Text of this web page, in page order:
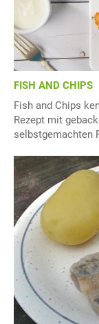
FISH AND CHIPS
Fish and Chips
Rezept mit
selbstgemachten